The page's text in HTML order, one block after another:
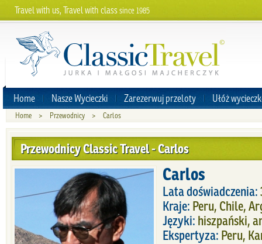
Travel with us, Travel with classsince 1985
Home Nasze Wycieczki Zarezerwuj przeloty Ułóż
Home > Przewodnicy > Carlos
Przewodnicy Classic Travel - Carlos
Carlos
Lata doświadczenia:
Kraje: Peru, Chile,
Języki: hiszpański,
Ekspertyza: Peru,